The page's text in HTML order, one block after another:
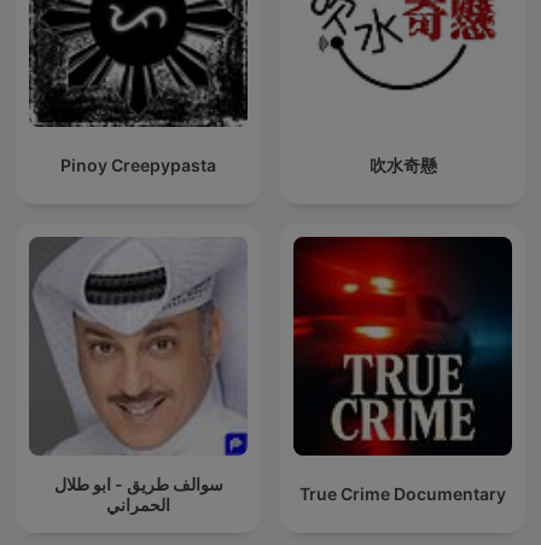
Pinoy Creepypasta 吹水奇懸
سوالف طريق - ابو طلال
الحمراني
True Crime Documentary